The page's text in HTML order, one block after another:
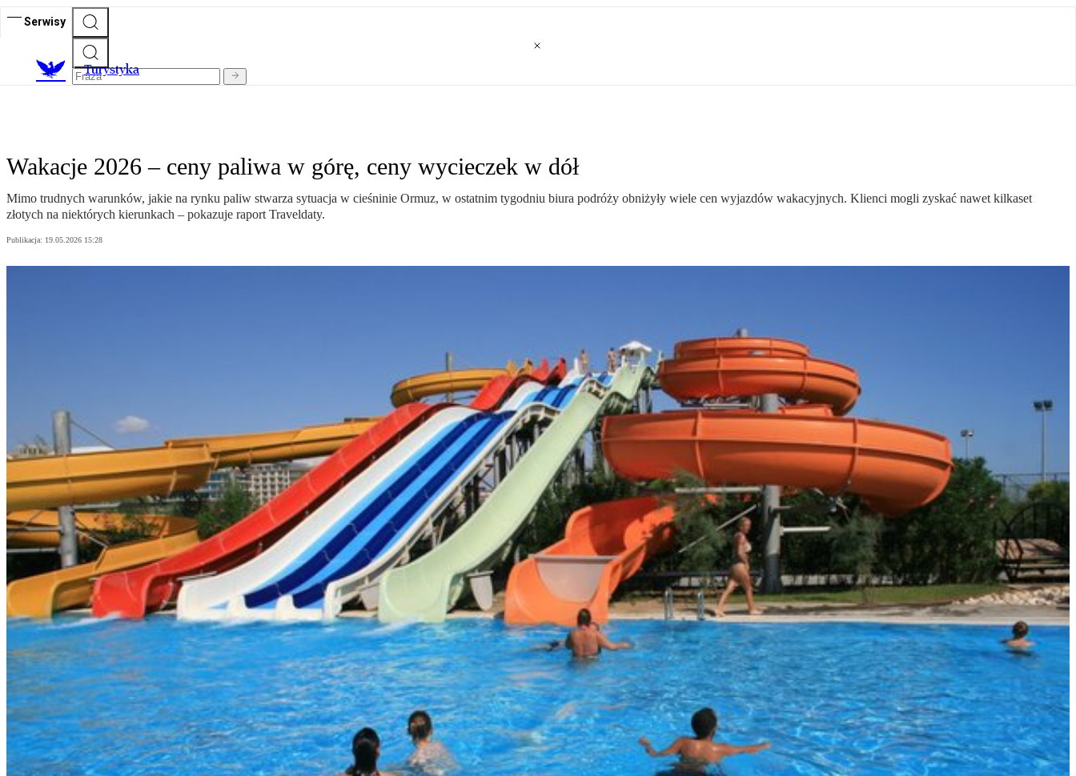
Serwisy
Turystyka
Wakacje 2026 – ceny paliwa w górę, ceny wycieczek w dół
Mimo trudnych warunków, jakie na rynku paliw stwarza sytuacja w cieśninie Ormuz, w ostatnim tygodniu biura podróży obniżyły wiele cen wyjazdów wakacyjnych. Klienci mogli zyskać nawet kilkaset
złotych na niektórych kierunkach – pokazuje raport Traveldaty.
Publikacja: 19.05.2026 15:28